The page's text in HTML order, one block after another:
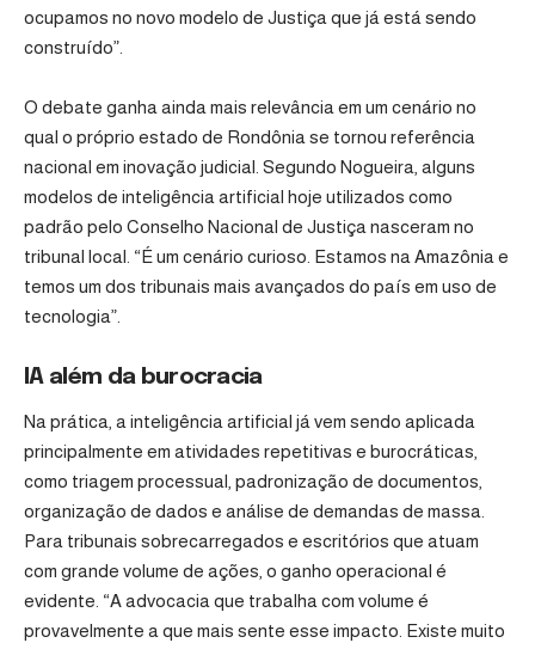
ocupamos no novo modelo de Justiça que já está sendo
construído”.
O debate ganha ainda mais relevância em um cenário no
qual o próprio estado de Rondônia se tornou referência
nacional em inovação judicial. Segundo Nogueira, alguns
modelos de inteligência artificial hoje utilizados como
padrão pelo Conselho Nacional de Justiça nasceram no
tribunal local. “É um cenário curioso. Estamos na Amazônia e
temos um dos tribunais mais avançados do país em uso de
tecnologia”.
IA além da burocracia
Na prática, a inteligência artificial já vem sendo aplicada
principalmente em atividades repetitivas e burocráticas,
como triagem processual, padronização de documentos,
organização de dados e análise de demandas de massa.
Para tribunais sobrecarregados e escritórios que atuam
com grande volume de ações, o ganho operacional é
evidente. “A advocacia que trabalha com volume é
provavelmente a que mais sente esse impacto. Existe muito